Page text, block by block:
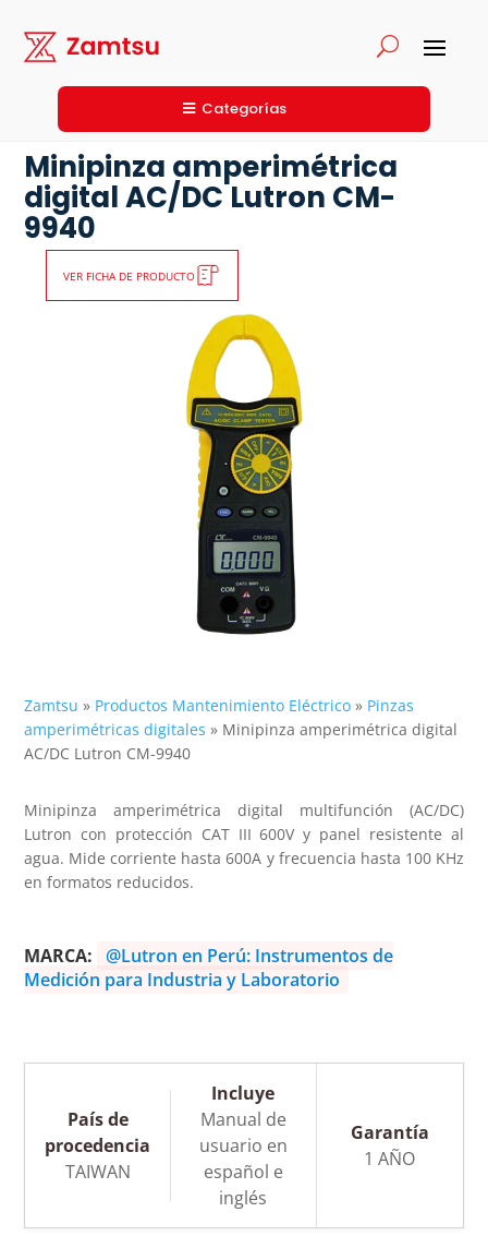
Categorías
VER FICHA DE PRODUCTO
Zamtsu » Productos Mantenimiento Eléctrico » Pinzas
amperimétricas digitales » Minipinza amperimétrica digital
AC/DC Lutron CM-9940
Minipinza amperimétrica
digital AC/DC Lutron CM-
9940
Minipinza amperimétrica digital multifunción (AC/DC)
Lutron con protección CAT III 600V y panel resistente al
agua. Mide corriente hasta 600A y frecuencia hasta 100 KHz
en formatos reducidos.
MARCA:
@Lutron en Perú: Instrumentos de
Medición para Industria y Laboratorio
País de
procedencia
TAIWAN
Incluye
Manual de
usuario en
español e
inglés
Garantía
1 AÑO